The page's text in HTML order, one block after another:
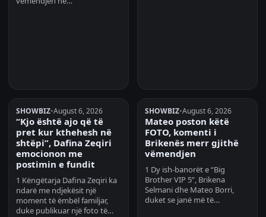
SHOWBIZ•August 6, 2026
“Kjo është ajo që të
pret kur kthehesh në
shtëpi”, Dafina Zeqiri
emocionon me
postimin e fundit
1 Këngëtarja Dafina Zeqiri ka
ndarë me ndjekësit një
moment të ëmbël familjar,
duke publikuar një foto të…
SHOWBIZ•August 6, 2026
Mateo poston këtë
FOTO, komenti i
Brikenës merr gjithë
vëmendjen
1 Dy ish-banorët e “Big
Brother VIP 5”, Brikena
Selmani dhe Mateo Borri,
duket se janë më të…